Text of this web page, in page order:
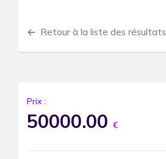
Retour à la liste des résultats
Prix :
50000.00 €